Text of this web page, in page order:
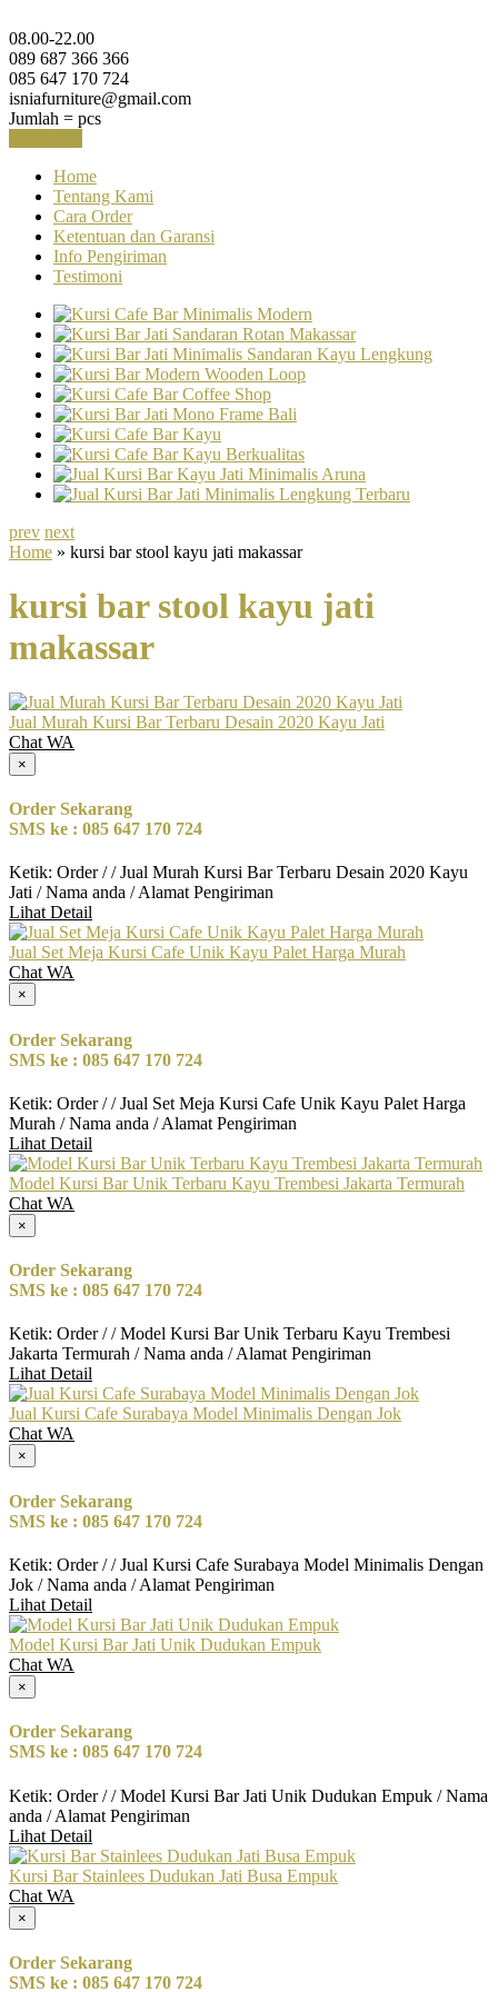
08.00-22.00
089 687 366 366
085 647 170 724
isniafurniture@gmail.com
Jumlah = pcs
Home
Tentang Kami
Cara Order
Ketentuan dan Garansi
Info Pengiriman
Testimoni
prev next
Home » kursi bar stool kayu jati makassar
kursi bar stool kayu jati
makassar
Jual Murah Kursi Bar Terbaru Desain 2020 Kayu Jati
Chat WA
×
Order Sekarang
SMS ke : 085 647 170 724
Ketik: Order / / Jual Murah Kursi Bar Terbaru Desain 2020 Kayu
Jati / Nama anda / Alamat Pengiriman
Lihat Detail
Jual Set Meja Kursi Cafe Unik Kayu Palet Harga Murah
Chat WA
×
Order Sekarang
SMS ke : 085 647 170 724
Ketik: Order / / Jual Set Meja Kursi Cafe Unik Kayu Palet Harga
Murah / Nama anda / Alamat Pengiriman
Lihat Detail
Model Kursi Bar Unik Terbaru Kayu Trembesi Jakarta Termurah
Chat WA
×
Order Sekarang
SMS ke : 085 647 170 724
Ketik: Order / / Model Kursi Bar Unik Terbaru Kayu Trembesi
Jakarta Termurah / Nama anda / Alamat Pengiriman
Lihat Detail
Jual Kursi Cafe Surabaya Model Minimalis Dengan Jok
Chat WA
×
Order Sekarang
SMS ke : 085 647 170 724
Ketik: Order / / Jual Kursi Cafe Surabaya Model Minimalis Dengan
Jok / Nama anda / Alamat Pengiriman
Lihat Detail
Model Kursi Bar Jati Unik Dudukan Empuk
Chat WA
×
Order Sekarang
SMS ke : 085 647 170 724
Ketik: Order / / Model Kursi Bar Jati Unik Dudukan Empuk / Nama
anda / Alamat Pengiriman
Lihat Detail
Kursi Bar Stainlees Dudukan Jati Busa Empuk
Chat WA
×
Order Sekarang
SMS ke : 085 647 170 724